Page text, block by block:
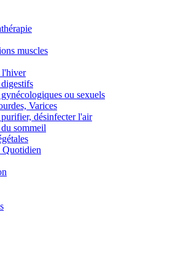
muscles
l'hiver
ou sexuels
Varices
désinfecter l'air
sommeil